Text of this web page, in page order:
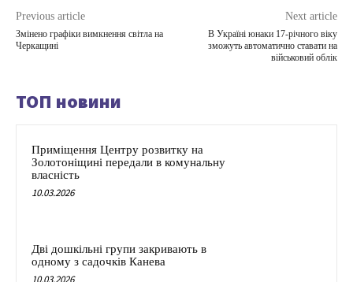
Previous article
Змінено графіки вимкнення світла на
Черкащині
Next article
В Україні юнаки 17-річного віку
зможуть автоматично ставати на
військовий облік
ТОП новини
Приміщення Центру розвитку на
Золотоніщині передали в комунальну
власність
10.03.2026
Дві дошкільні групи закривають в
одному з садочків Канева